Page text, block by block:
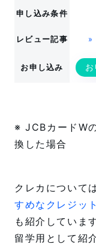
申し込み条件
レビュー記事 »
お申し込み
※ JCBカードW
換した場合
クレカについて
すめなクレジッ
も紹介していま
留学用として紹